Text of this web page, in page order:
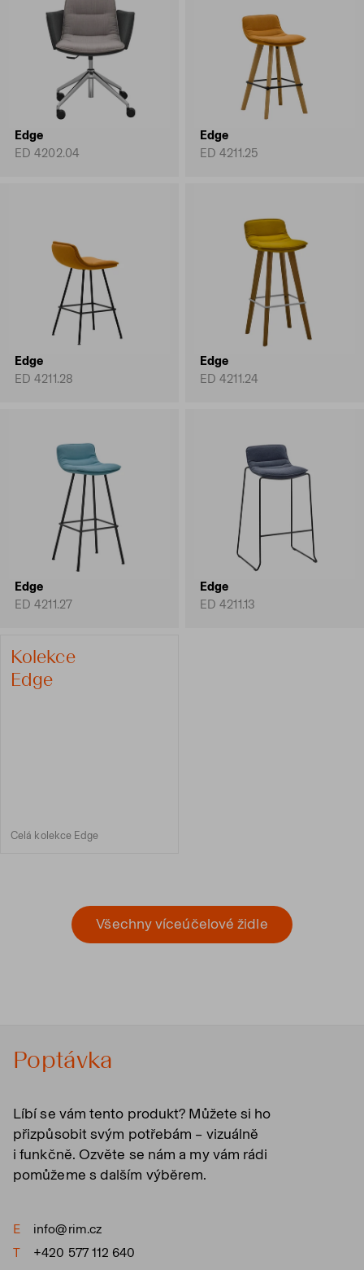
Edge
ED 4202.04
Edge
ED 4211.25
Edge
ED 4211.28
Edge
ED 4211.24
Edge
ED 4211.27
Edge
ED 4211.13
Kolekce
Edge
Celá kolekce Edge
Všechny víceúčelové židle
Poptávka
Líbí se vám tento produkt? Můžete si ho
přizpůsobit svým potřebám – vizuálně
i funkčně. Ozvěte se nám a my vám rádi
pomůžeme s dalším výběrem.
E
info@rim.cz
T
+420 577 112 640